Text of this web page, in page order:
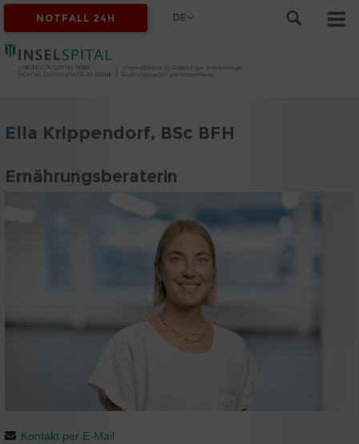
NOTFALL 24H DE
Ella Krippendorf, BSc BFH
Ernährungsberaterin
Kontakt per E-Mail